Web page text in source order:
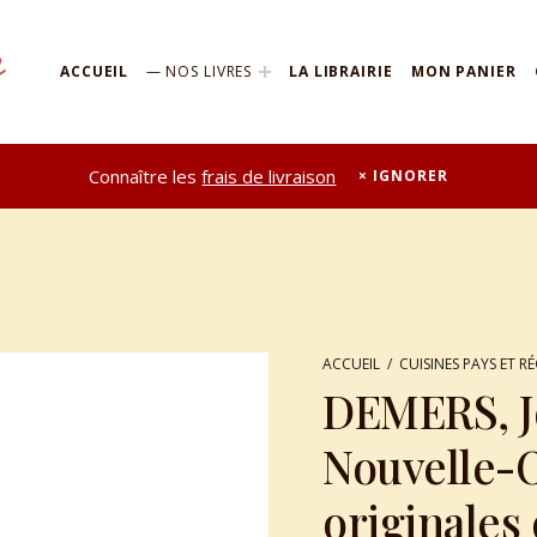
ACCUEIL NOS LIVRES LA LIBRAIRIE MON PANIER
Connaître lesfrais de livraison IGNORER
ACCUEIL / CUISINES PAYS ET
DEMERS,
Nouvelle-
originales